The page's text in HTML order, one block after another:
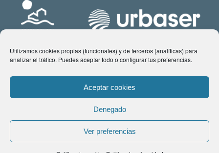
Utilizamos cookies propias (funcionales) y de terceros (analíticas) para
analizar el tráfico. Puedes aceptar todo o configurar tus preferencias.
Aceptar cookies
Denegado
Ver preferencias
© Copyright 2021 www.costadelsol.eco. Todos los derechos reservados |
Aviso legal|Política de privacidad|Política de Cookies| Contacto: